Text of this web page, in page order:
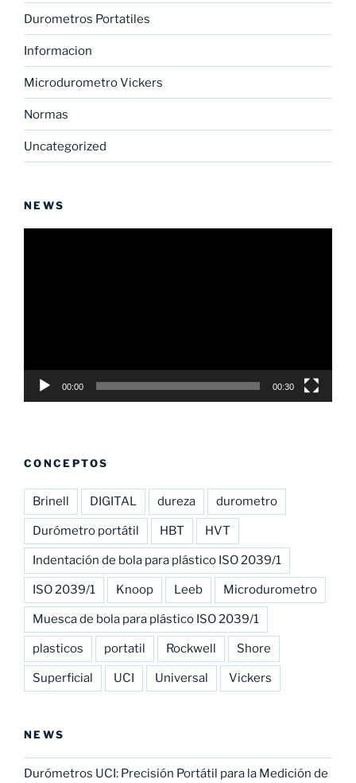
Durometros Portatiles
Informacion
Microdurometro Vickers
Normas
Uncategorized
NEWS
00:00 00:30
CONCEPTOS
Brinell DIGITAL dureza durometro
Durómetro portátil HBT HVT
Indentación de bola para plástico ISO 2039/1
ISO 2039/1 Knoop Leeb Microdurometro
Muesca de bola para plástico ISO 2039/1
plasticos portatil Rockwell Shore
Superficial UCI Universal Vickers
NEWS
Durómetros UCI: Precisión Portátil para la Medición de